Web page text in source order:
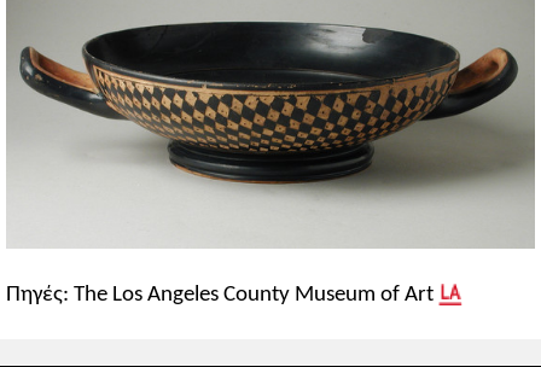
Πηγές: The Los Angeles County Museum of Art